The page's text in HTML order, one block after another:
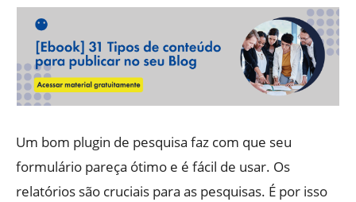
Um bom plugin de pesquisa faz com que seu
formulário pareça ótimo e é fácil de usar. Os
relatórios são cruciais para as pesquisas. É por isso